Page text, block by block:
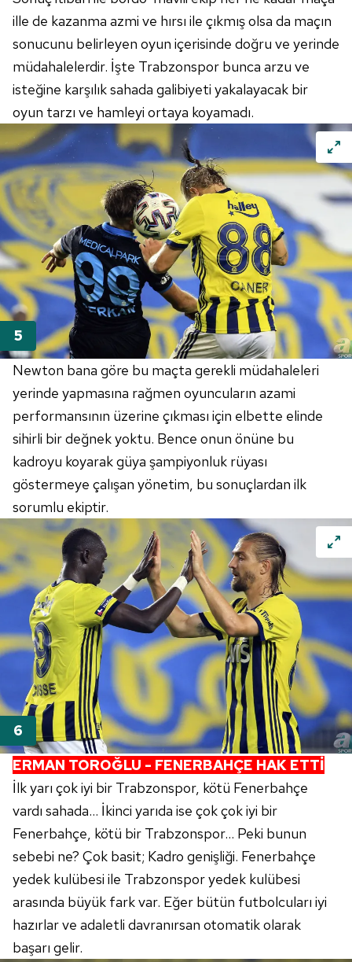
ille de kazanma azmi ve hırsı ile çıkmış olsa da maçın
sonucunu belirleyen oyun içerisinde doğru ve yerinde
müdahalelerdir. İşte Trabzonspor bunca arzu ve
isteğine karşılık sahada galibiyeti yakalayacak bir
oyun tarzı ve hamleyi ortaya koyamadı.
Newton bana göre bu maçta gerekli müdahaleleri
yerinde yapmasına rağmen oyuncuların azami
performansının üzerine çıkması için elbette elinde
sihirli bir değnek yoktu. Bence onun önüne bu
kadroyu koyarak güya şampiyonluk rüyası
göstermeye çalışan yönetim, bu sonuçlardan ilk
sorumlu ekiptir.
ERMAN TOROĞLU - FENERBAHÇE HAK ETTİ
İlk yarı çok iyi bir Trabzonspor, kötü Fenerbahçe
vardı sahada... İkinci yarıda ise çok çok iyi bir
Fenerbahçe, kötü bir Trabzonspor... Peki bunun
sebebi ne? Çok basit; Kadro genişliği. Fenerbahçe
yedek kulübesi ile Trabzonspor yedek kulübesi
arasında büyük fark var. Eğer bütün futbolcuları iyi
hazırlar ve adaletli davranırsan otomatik olarak
başarı gelir.